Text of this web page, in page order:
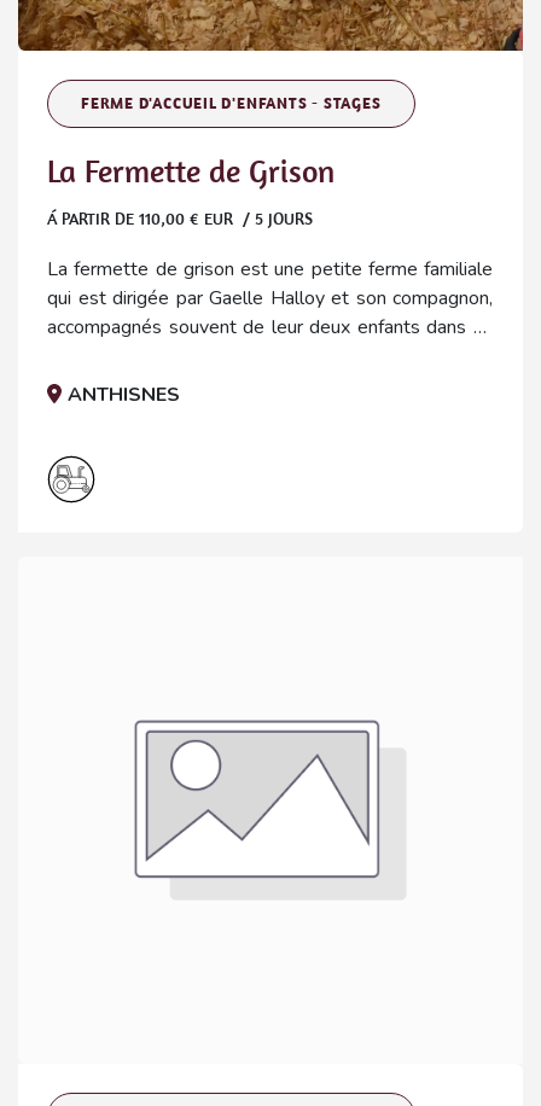
FERME D'ACCUEIL D'ENFANTS - STAGES
La Fermette de Grison
Á PARTIR DE 110,00 € EUR / 5 JOURS
La fermette de grison est une petite ferme familiale
qui est dirigée par Gaelle Halloy et son compagnon,
accompagnés souvent de leur deux enfants dans un
de parcs et d'animaux différents à voir et toucher.
ANTHISNES